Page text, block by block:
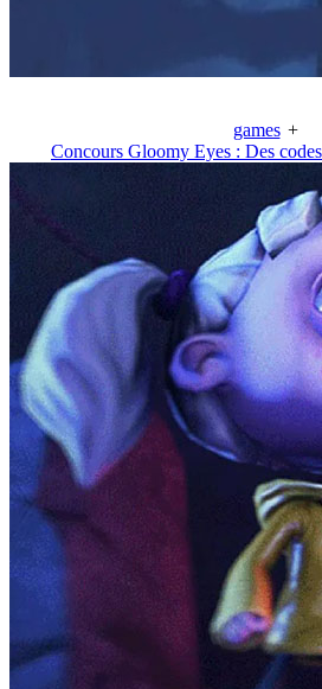
games +
Concours Gloomy Eyes : Des